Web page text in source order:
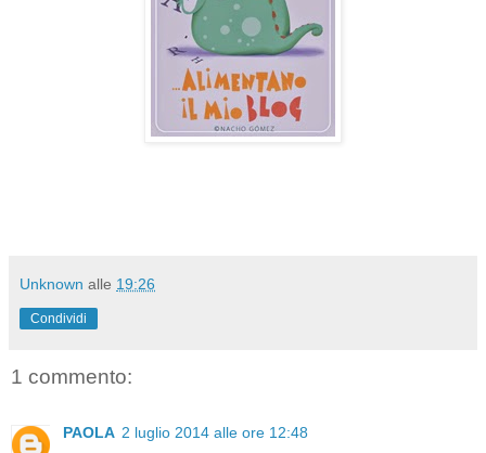
Unknown alle 19:26
Condividi
1 commento:
PAOLA 2 luglio 2014 alle ore 12:48